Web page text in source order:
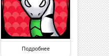
Подробнее